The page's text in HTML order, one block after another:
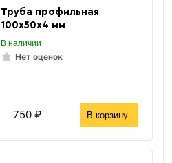
Труба профильная
100х50х4 мм
В наличии
Нет оценок
750 ₽ В корзину